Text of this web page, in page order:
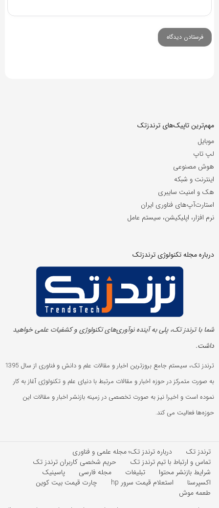
مهم‌ترین تاپیک‌های ترندزتک
موبایل
لپ تاپ
هوش مصنوعی
اینترنت و شبکه
هک و امنیت سایبری
استارت‌آپ‌های فناوری ایران
نرم افزار، اپلیکیشن، سیستم عامل
درباره مجله تکنولوژی ترندزتک
شما با ترندز تک، پلی به آینده‌ نوآوری‌های تکنولوژی و کشفیات علمی خواهید
داشت.
ترندز تک، سیستم جامع بروزترین اخبار و مقالات علم و دانش و فناوری از سال 1395
به صورت متمرکز در حوزه اخبار و مقالات مرتبط با دنیای علم و تکنولوژی آغاز به کار
نموده است و اخیرا نیز به صورت تخصصی در زمینه بازنشر اخبار و مقالات این
حوزه‌ها فعالیت می کند.
ترندز تک
درباره ترندز تک؛ مجله علمی و فناوری
تماس و ارتباط با تیم ترندز تک
حریم شخصی کاربران ترندز تک
شرایط بازنشر محتوا
تبلیغات مجله فارسی
پاسینیک
اکسپرسنا
استعلام قیمت سرور hp
چارت قیمت بیت کوین
طعمه موش